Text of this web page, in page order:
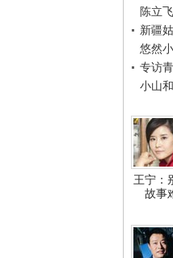
陈立
新疆
悠然
专访
小山
王宁：
故事